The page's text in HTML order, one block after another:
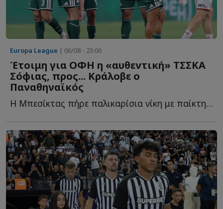
Europa League | 06/08 - 23:00
Έτοιμη για ΟΦΗ η «αυθεντική» ΤΣΣΚΑ
Σόφιας, προς... Κράλοβε ο
Παναθηναϊκός
Η Μπεσίκτας πήρε παλικαρίσια νίκη με παίκτη λιγότερο μ...